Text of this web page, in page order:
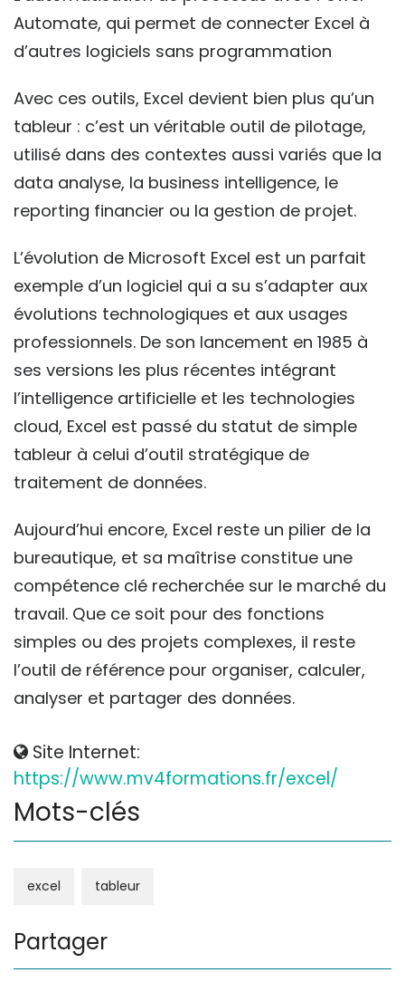
Automate, qui permet de connecter Excel à
d’autres logiciels sans programmation
Avec ces outils, Excel devient bien plus qu’un
tableur : c’est un véritable outil de pilotage,
utilisé dans des contextes aussi variés que la
data analyse, la business intelligence, le
reporting financier ou la gestion de projet.
L’évolution de Microsoft Excel est un parfait
exemple d’un logiciel qui a su s’adapter aux
évolutions technologiques et aux usages
professionnels. De son lancement en 1985 à
ses versions les plus récentes intégrant
l’intelligence artificielle et les technologies
cloud, Excel est passé du statut de simple
tableur à celui d’outil stratégique de
traitement de données.
Aujourd’hui encore, Excel reste un pilier de la
bureautique, et sa maîtrise constitue une
compétence clé recherchée sur le marché du
travail. Que ce soit pour des fonctions
simples ou des projets complexes, il reste
l’outil de référence pour organiser, calculer,
analyser et partager des données.
Site Internet:
https://www.mv4formations.fr/excel/
Mots-clés
excel tableur
Partager